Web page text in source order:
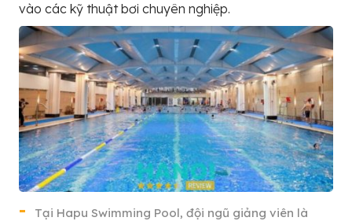
vào các kỹ thuật bơi chuyên nghiệp.
Tại Hapu Swimming Pool, đội ngũ giảng viên là